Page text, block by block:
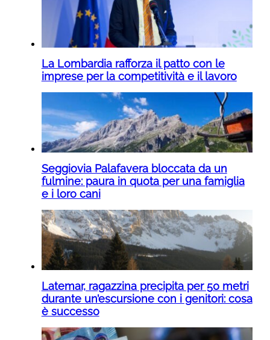
La Lombardia rafforza il patto con le
imprese per la competitività e il lavoro
Seggiovia Palafavera bloccata da un
fulmine: paura in quota per una famiglia
e i loro cani
Latemar, ragazzina precipita per 50 metri
durante un’escursione con i genitori: cosa
è successo